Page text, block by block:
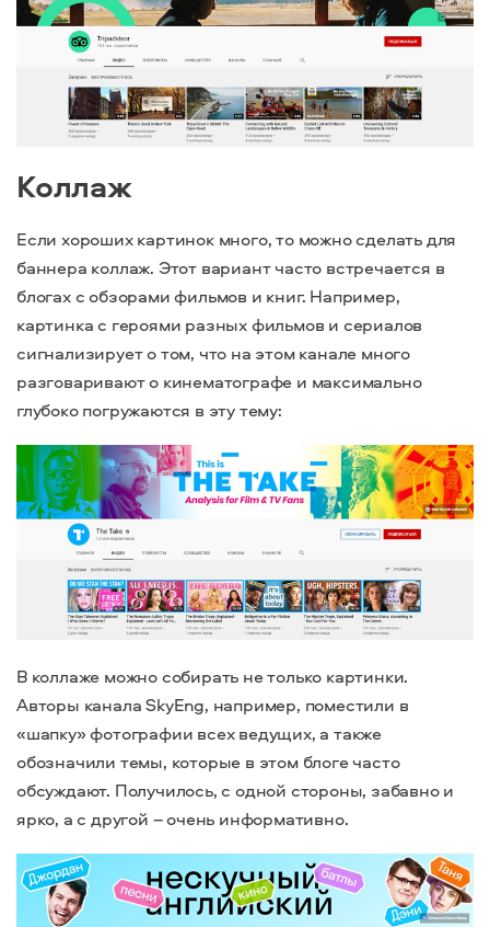
Коллаж
Если хороших картинок много, то можно сделать для
баннера коллаж. Этот вариант часто встречается в
блогах с обзорами фильмов и книг. Например,
картинка с героями разных фильмов и сериалов
сигнализирует о том, что на этом канале много
разговаривают о кинематографе и максимально
глубоко погружаются в эту тему:
В коллаже можно собирать не только картинки.
Авторы канала SkyEng, например, поместили в
«шапку» фотографии всех ведущих, а также
обозначили темы, которые в этом блоге часто
обсуждают. Получилось, с одной стороны, забавно и
ярко, а с другой – очень информативно.